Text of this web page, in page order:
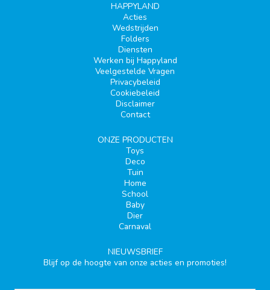
HAPPYLAND
Acties
Wedstrijden
Folders
Diensten
Werken bij Happyland
Veelgestelde Vragen
Privacybeleid
Cookiebeleid
Disclaimer
Contact
ONZE PRODUCTEN
Toys
Deco
Tuin
Home
School
Baby
Dier
Carnaval
NIEUWSBRIEF
Blijf op de hoogte van onze acties en promoties!